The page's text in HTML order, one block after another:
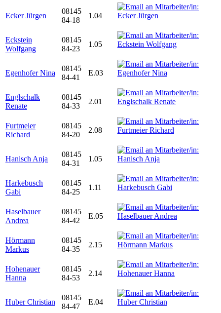
Ecker Jürgen
08145
84-18
1.04
Eckstein
Wolfgang
08145
84-23
1.05
Egenhofer Nina
08145
84-41
E.03
Englschalk
Renate
08145
84-33
2.01
Furtmeier
Richard
08145
84-20
2.08
Hanisch Anja
08145
84-31
1.05
Harkebusch
Gabi
08145
84-25
1.11
Haselbauer
Andrea
08145
84-42
E.05
Hörmann
Markus
08145
84-35
2.15
Hohenauer
Hanna
08145
84-53
2.14
Huber Christian
08145
84-47
E.04